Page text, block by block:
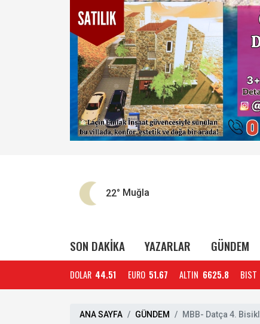
22° Muğla
SON DAKİKA YAZARLAR GÜNDEM
DOLAR 44.51 EURO 51.67 ALTIN 6625.8 BIST
ANA SAYFA GÜNDEM MBB- Datça 4.